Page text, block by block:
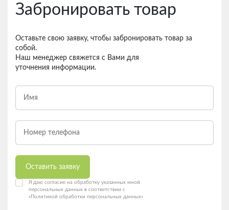
Забронировать товар
Оставьте свою заявку, чтобы забронировать товар за
собой.
Наш менеджер свяжется с Вами для
уточнения информации.
Оставить заявку
Я даю согласие на обработку указанных мной
персональных данных в соответствии с
«Политикой обработки персональных данных»